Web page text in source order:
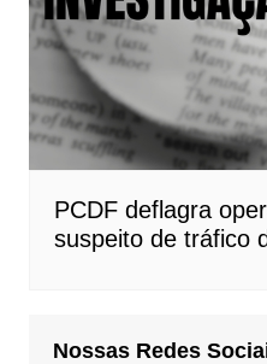
PCDF deflagra
suspeito de tráfico
Nossas Redes